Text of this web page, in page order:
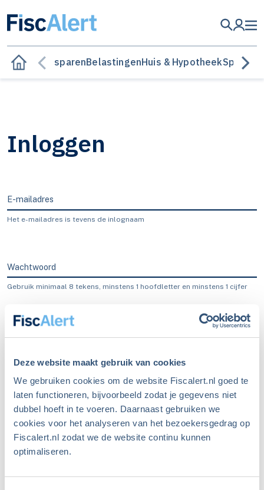
Deze website maakt gebruik van cookies
We gebruiken cookies om de website Fiscalert.nl goed te
laten functioneren, bijvoorbeeld zodat je gegevens niet
dubbel hoeft in te voeren. Daarnaast gebruiken we
cookies voor het analyseren van het bezoekersgedrag op
Fiscalert.nl zodat we de website continu kunnen
optimaliseren.
BesparenBelastingenHuis & HypotheekSparen
Inloggen
E-mailadres
Het e-mailadres is tevens de inlognaam
Wachtwoord
Gebruik minimaal 8 tekens, minstens 1 hoofdletter en minstens 1 cijfer
Blijf ingelogd
Inloggen
Ben je je wachtwoord
vergeten?